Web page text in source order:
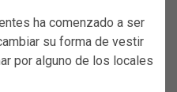
ha comenzado a ser
su forma de vestir
por alguno de los locales